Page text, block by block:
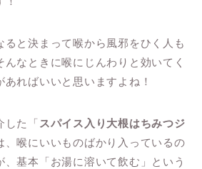
ると決まって喉から風邪をひく人も
なときに喉にじんわりと効いてく
ればいいと思いますよね！
した「 スパイス入り大根はちみつジ
、喉にいいものばかり入っているの
、基本「お湯に溶いて飲む」という